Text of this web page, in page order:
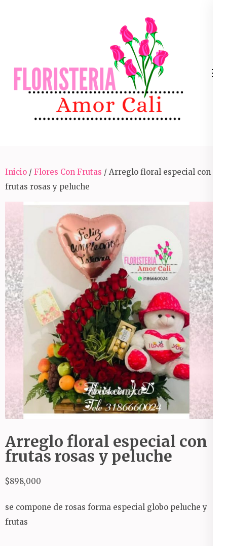
Enter)
Inicio / Flores Con Frutas / Arreglo floral especial con
frutas rosas y peluche
Arreglo floral especial con
frutas rosas y peluche
$898,000
se compone de rosas forma especial globo peluche y
frutas